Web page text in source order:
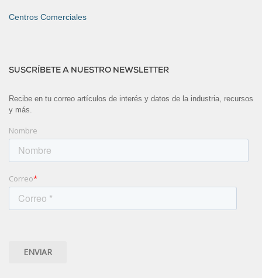
Centros Comerciales
SUSCRÍBETE A NUESTRO NEWSLETTER
Recibe en tu correo artículos de interés y datos de la industria, recursos
y más.
Nombre
Correo*